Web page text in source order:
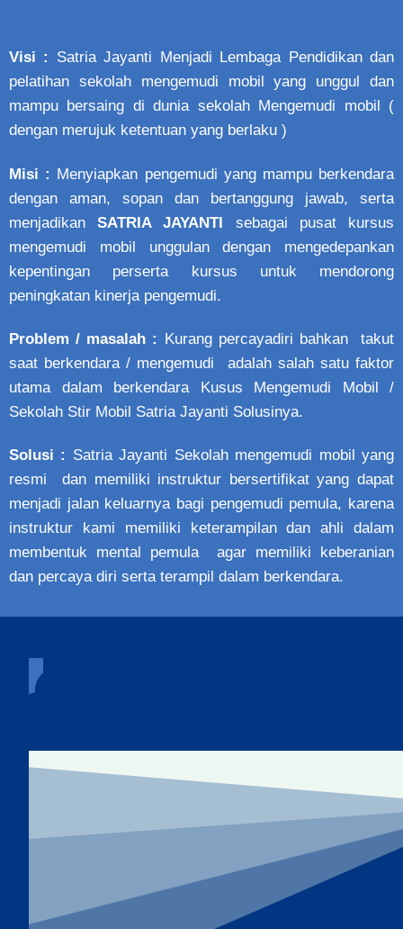
Visi :
Satria Jayanti Menjadi Lembaga Pendidikan dan
pelatihan sekolah mengemudi mobil yang unggul dan
mampu bersaing di dunia sekolah Mengemudi mobil (
dengan merujuk ketentuan yang berlaku )
Misi : Menyiapkan pengemudi yang mampu berkendara
dengan aman, sopan dan bertanggung jawab, serta
menjadikanSATRIA JAYANTI sebagai pusat kursus
mengemudi mobil unggulan dengan mengedepankan
kepentingan perserta kursus untuk mendorong
peningkatan kinerja pengemudi.
Problem / masalah : Kurang percayadiri bahkan takut
saat berkendara / mengemudi adalah salah satu faktor
utama dalam berkendara Kusus Mengemudi Mobil /
Sekolah Stir Mobil Satria Jayanti Solusinya.
Solusi : Satria Jayanti Sekolah mengemudi mobil yang
resmi dan memiliki instruktur bersertifikat yang dapat
menjadi jalan keluarnya bagi pengemudi pemula, karena
instruktur kami memiliki keterampilan dan ahli dalam
membentuk mental pemula agar memiliki keberanian
dan percaya diri serta terampil dalam berkendara.